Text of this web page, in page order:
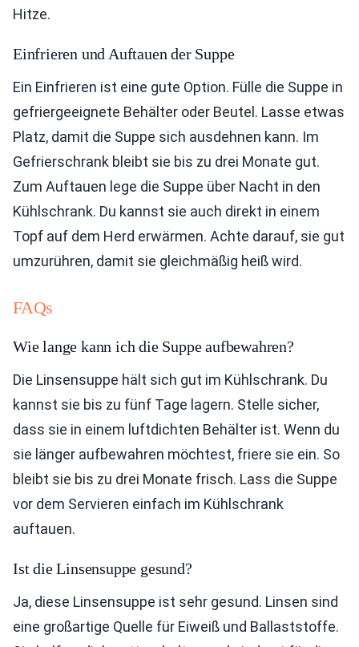
Hitze.
Einfrieren und Auftauen der Suppe
Ein Einfrieren ist eine gute Option. Fülle die Suppe in
gefriergeeignete Behälter oder Beutel. Lasse etwas
Platz, damit die Suppe sich ausdehnen kann. Im
Gefrierschrank bleibt sie bis zu drei Monate gut.
Zum Auftauen lege die Suppe über Nacht in den
Kühlschrank. Du kannst sie auch direkt in einem
Topf auf dem Herd erwärmen. Achte darauf, sie gut
umzurühren, damit sie gleichmäßig heiß wird.
FAQs
Wie lange kann ich die Suppe aufbewahren?
Die Linsensuppe hält sich gut im Kühlschrank. Du
kannst sie bis zu fünf Tage lagern. Stelle sicher,
dass sie in einem luftdichten Behälter ist. Wenn du
sie länger aufbewahren möchtest, friere sie ein. So
bleibt sie bis zu drei Monate frisch. Lass die Suppe
vor dem Servieren einfach im Kühlschrank
auftauen.
Ist die Linsensuppe gesund?
Ja, diese Linsensuppe ist sehr gesund. Linsen sind
eine großartige Quelle für Eiweiß und Ballaststoffe.